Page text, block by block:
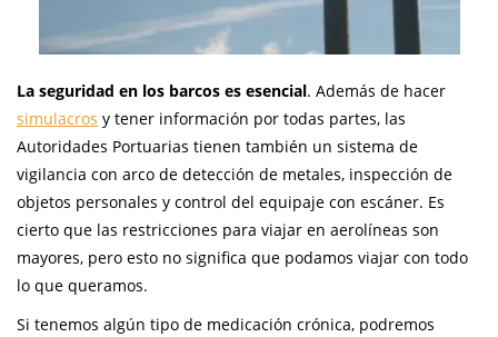
La seguridad en los barcos es esencial. Además de hacer
simulacros y tener información por todas partes, las
Autoridades Portuarias tienen también un sistema de
vigilancia con arco de detección de metales, inspección de
objetos personales y control del equipaje con escáner. Es
cierto que las restricciones para viajar en aerolíneas son
mayores, pero esto no significa que podamos viajar con todo
lo que queramos.
Si tenemos algún tipo de medicación crónica, podremos